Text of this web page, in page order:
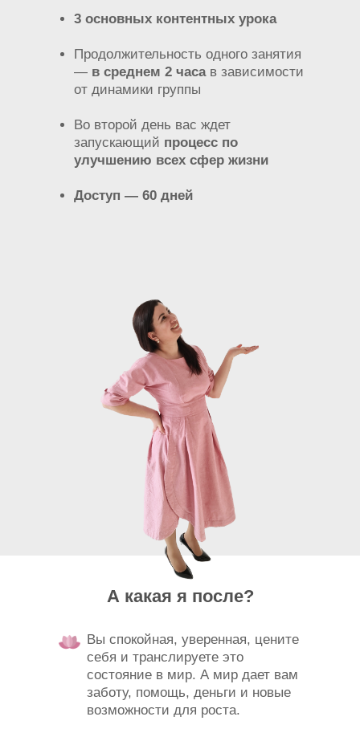
3 основных контентных урока
Продолжительность одного занятия
— в среднем 2 часав зависимости
от динамики группы
Во второй день вас ждет
запускающий процесс по
улучшению всех сфер жизни
Доступ — 60 дней
А какая я после?
Вы спокойная, уверенная, цените
себя и транслируете это
состояние в мир. А мир дает вам
заботу, помощь, деньги и новые
возможности для роста.